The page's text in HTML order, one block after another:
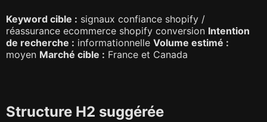
Keyword cible : signaux confiance shopify /
réassurance ecommerce shopify conversion Intention
de recherche : informationnelle Volume estimé :
moyen Marché cible : France et Canada
Structure H2 suggérée